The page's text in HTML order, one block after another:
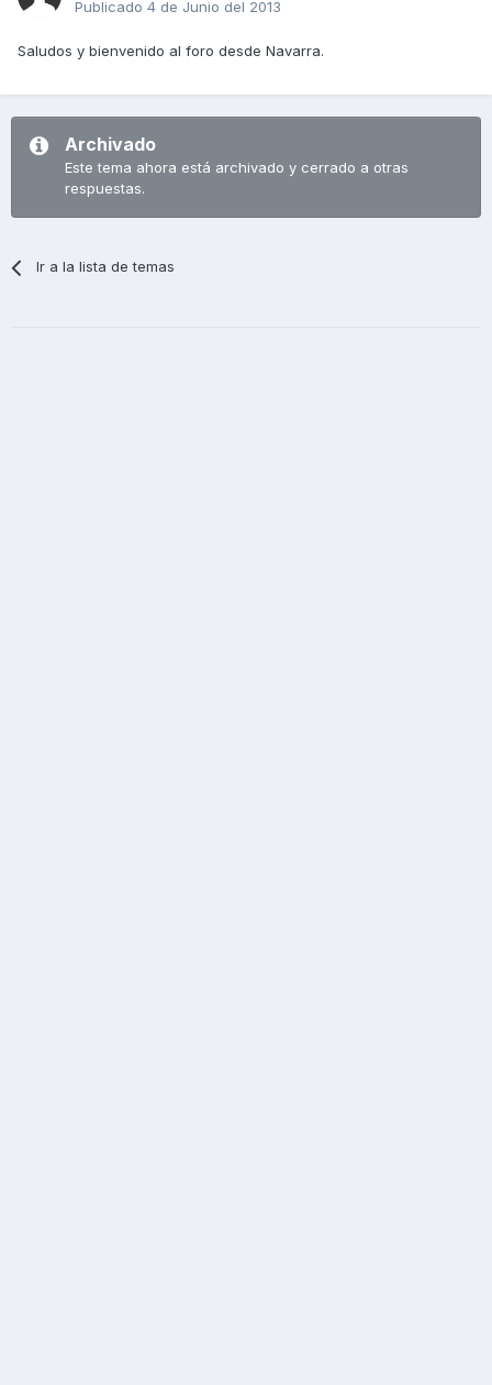
Publicado 4 de Junio del 2013
Saludos y bienvenido al foro desde Navarra.
Archivado
Este tema ahora está archivado y cerrado a otras
respuestas.
Ir a la lista de temas